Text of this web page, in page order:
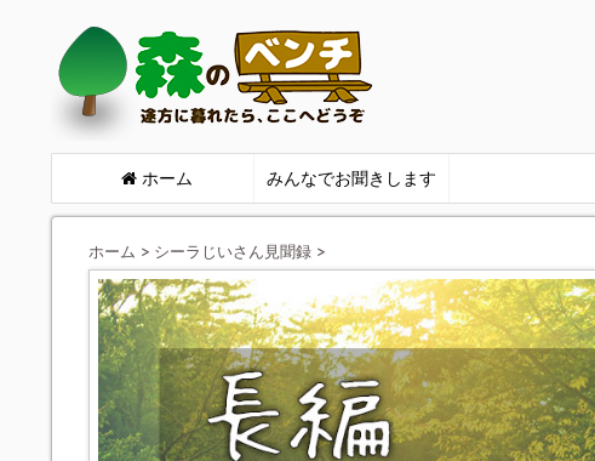
ホーム みんなでお聞きします
ホーム > シーラじいさん見聞録 >